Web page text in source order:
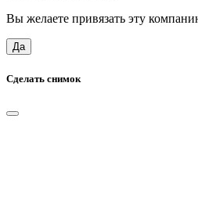
Вы желаете привязать эту
Да
Сделать снимок